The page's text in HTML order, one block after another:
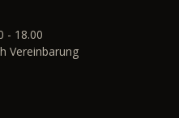
- 18.00
Vereinbarung